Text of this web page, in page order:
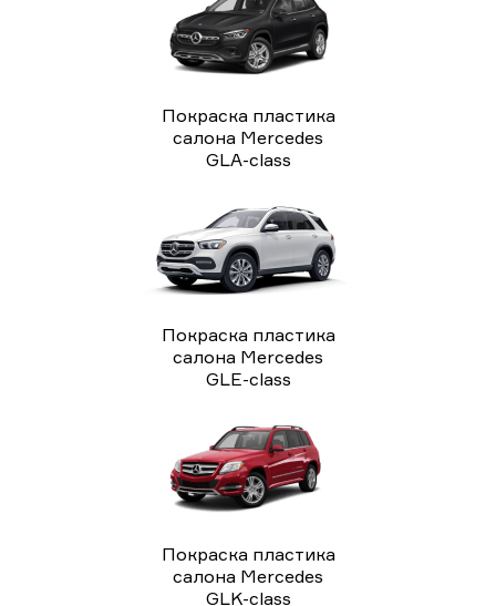
Покраска пластика
салона Mercedes
GLA-class
Покраска пластика
салона Mercedes
GLE-class
Покраска пластика
салона Mercedes
GLK-class